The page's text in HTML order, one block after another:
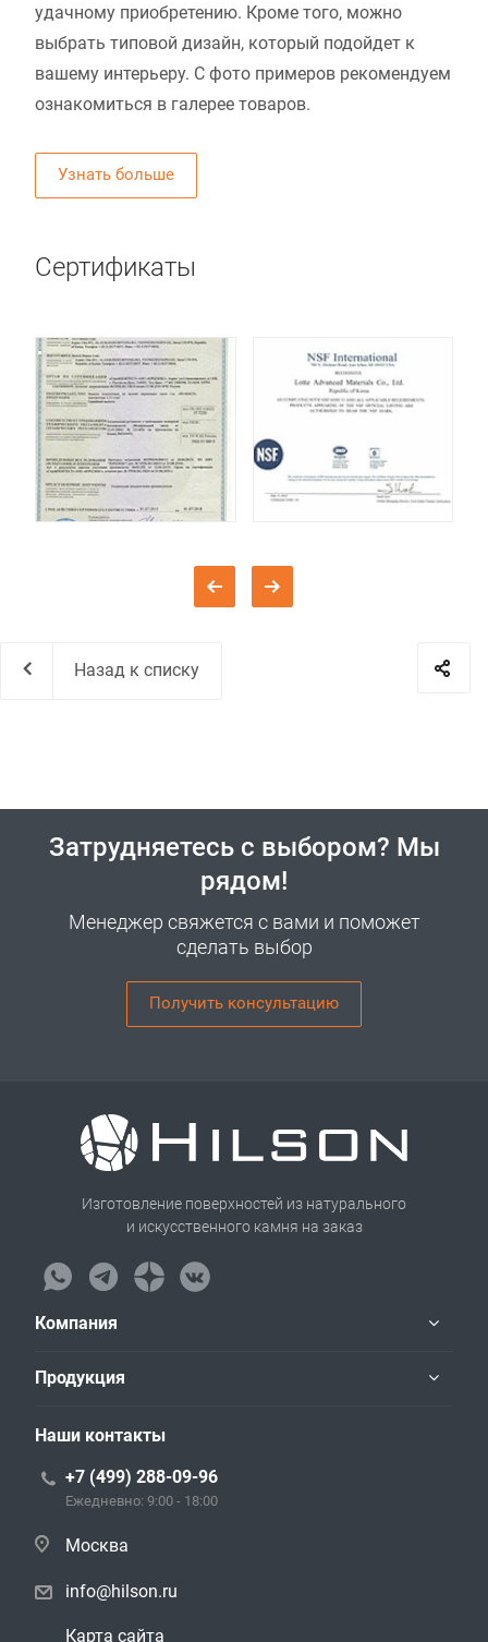
удачному приобретению. Кроме того, можно
выбрать типовой дизайн, который подойдет к
вашему интерьеру. С фото примеров рекомендуем
ознакомиться в галерее товаров.
Узнать больше
Сертификаты
Назад к списку
Затрудняетесь с выбором? Мы
рядом!
Менеджер свяжется с вами и поможет
сделать выбор
Получить консультацию
Изготовление поверхностей из натурального
и искусственного камня на заказ
Компания
Продукция
Наши контакты
+7 (499) 288-09-96
Ежедневно: 9:00 - 18:00
Москва
info@hilson.ru
Карта сайта